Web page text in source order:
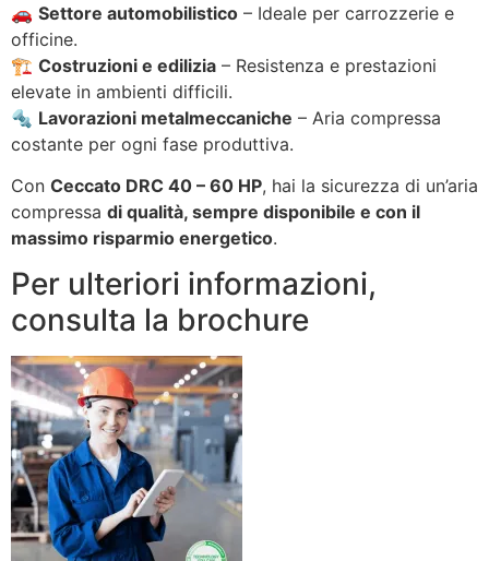
🚗 Settore automobilistico – Ideale per carrozzerie e
officine.
🏗 Costruzioni e edilizia – Resistenza e prestazioni
elevate in ambienti difficili.
🔩 Lavorazioni metalmeccaniche – Aria compressa
costante per ogni fase produttiva.
Con Ceccato DRC 40 – 60 HP, hai la sicurezza di un’aria
compressa di qualità, sempre disponibile e con il
massimo risparmio energetico.
Per ulteriori informazioni,
consulta la brochure